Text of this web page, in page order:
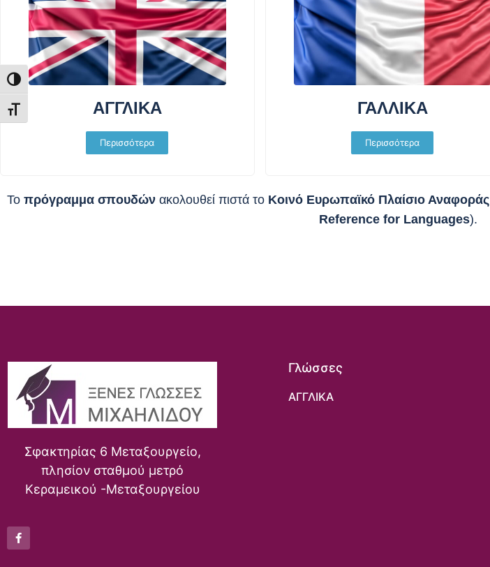
Εναλλαγή Υψηλής Αντίθεσης
Εναλλαγή Μεγέθους Γραμμάτων
ΑΓΓΛΙΚΑ
Περισσότερα
ΓΑΛΛΙΚΑ
Περισσότερα
Το πρόγραμμα σπουδών ακολουθεί πιστά το Κοινό Ευρωπαϊκό Πλαίσιο Αναφοράς
Reference for Languages).
Σφακτηρίας 6 Μεταξουργείο,
πλησίον σταθμού μετρό
Κεραμεικού -Μεταξουργείου
Γλώσσες
ΑΓΓΛΙΚΑ